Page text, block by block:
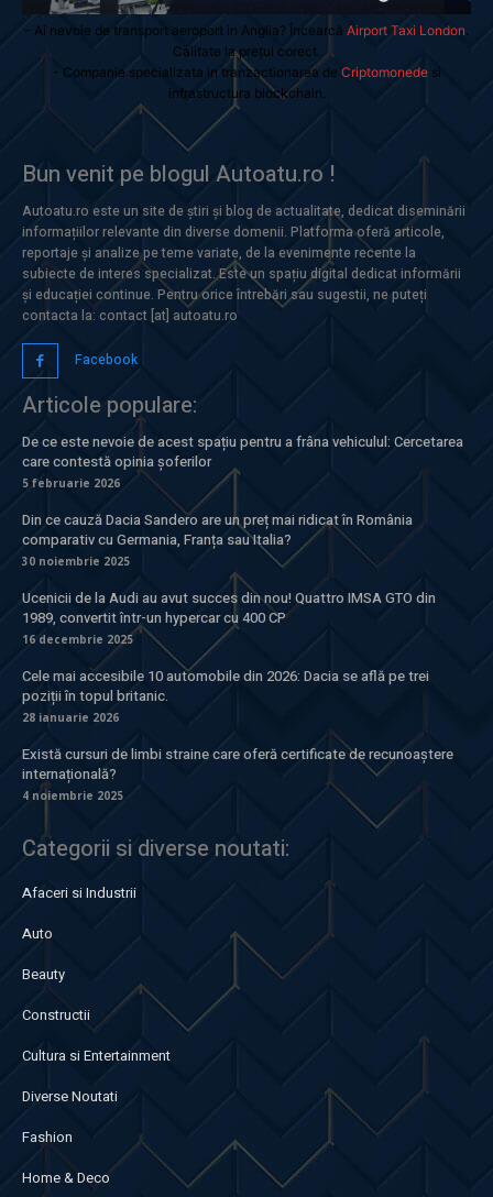
- Ai nevoie de transport aeroport in Anglia? Încearcă Airport Taxi London
Calitate la prețul corect.
- Companie specializata in tranzactionarea de Criptomonedesi
infrastructura blockchain.
Bun venit pe blogul Autoatu.ro !
Autoatu.ro este un site de știri și blog de actualitate, dedicat diseminării
informațiilor relevante din diverse domenii. Platforma oferă articole,
reportaje și analize pe teme variate, de la evenimente recente la
subiecte de interes specializat. Este un spațiu digital dedicat informării
și educației continue. Pentru orice întrebări sau sugestii, ne puteți
contacta la: contact [at] autoatu.ro
Facebook
Articole populare:
De ce este nevoie de acest spațiu pentru a frâna vehiculul: Cercetarea
care contestă opinia șoferilor
5 februarie 2026
Din ce cauză Dacia Sandero are un preț mai ridicat în România
comparativ cu Germania, Franța sau Italia?
30 noiembrie 2025
Ucenicii de la Audi au avut succes din nou! Quattro IMSA GTO din
1989, convertit într-un hypercar cu 400 CP
16 decembrie 2025
Cele mai accesibile 10 automobile din 2026: Dacia se află pe trei
poziții în topul britanic.
28 ianuarie 2026
Există cursuri de limbi straine care oferă certificate de recunoaștere
internațională?
4 noiembrie 2025
Categorii si diverse noutati:
Afaceri si Industrii
Auto
Beauty
Constructii
Cultura si Entertainment
Diverse Noutati
Fashion
Home & Deco